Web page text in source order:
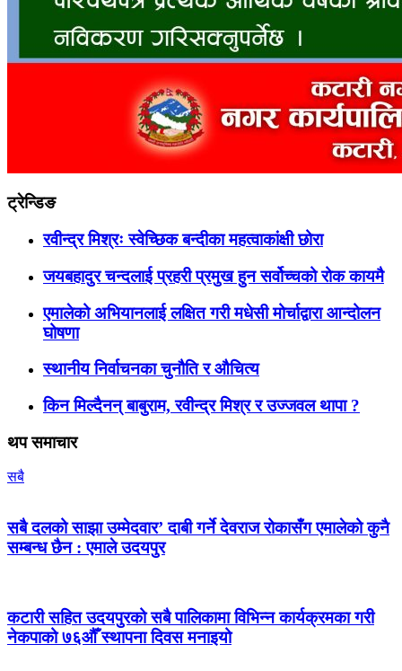
ट्रेन्डिङ
रवीन्द्र मिश्रः स्वेच्छिक बन्दीका महत्वाकांक्षी छोरा
जयबहादुर चन्दलाई प्रहरी प्रमुख हुन सर्वोच्चको रोक कायमै
एमालेको अभियानलाई लक्षित गरी मधेसी मोर्चाद्वारा आन्दोलन
घोषणा
स्थानीय निर्वाचनका चुनौति र औचित्य
किन मिल्दैनन् बाबुराम, रवीन्द्र मिश्र र उज्जवल थापा ?
थप समाचार
सबै
सबै दलको साझा उम्मेदवार’ दाबी गर्ने देवराज रोकासँग एमालेको कुनै
सम्बन्ध छैन : एमाले उदयपुर
कटारी सहित उदयपुरको सबै पालिकामा विभिन्न कार्यक्रमका गरी
नेकपाको ७६औँ स्थापना दिवस मनाइयो